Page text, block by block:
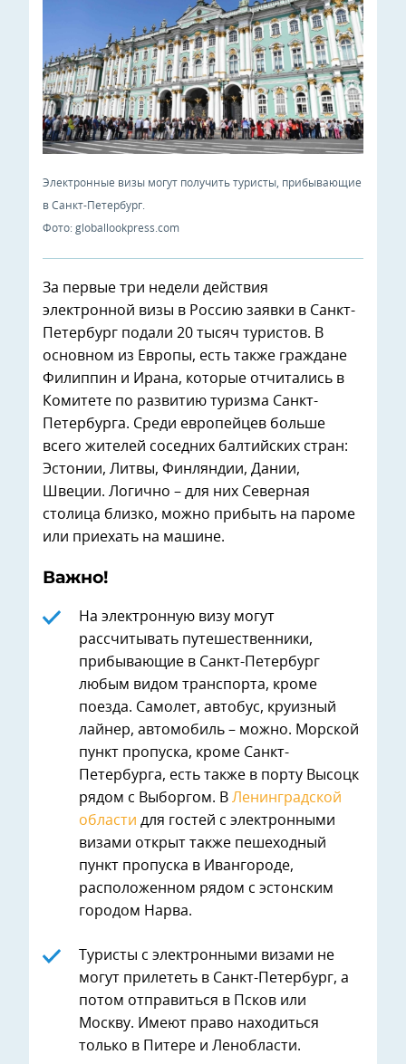
Электронные визы могут получить туристы, прибывающие
в Санкт-Петербург.
Фото: globallookpress.com
За первые три недели действия
электронной визы в Россию заявки в Санкт-
Петербург подали 20 тысяч туристов. В
основном из Европы, есть также граждане
Филиппин и Ирана, которые отчитались в
Комитете по развитию туризма Санкт-
Петербурга. Среди европейцев больше
всего жителей соседних балтийских стран:
Эстонии, Литвы, Финляндии, Дании,
Швеции. Логично – для них Северная
столица близко, можно прибыть на пароме
или приехать на машине.
Важно!
На электронную визу могут
рассчитывать путешественники,
прибывающие в Санкт-Петербург
любым видом транспорта, кроме
поезда. Самолет, автобус, круизный
лайнер, автомобиль – можно. Морской
пункт пропуска, кроме Санкт-
Петербурга, есть также в порту Высоцк
рядом с Выборгом. В Ленинградской
области для гостей с электронными
визами открыт также пешеходный
пункт пропуска в Ивангороде,
расположенном рядом с эстонским
городом Нарва.
Туристы с электронными визами не
могут прилететь в Санкт-Петербург, а
потом отправиться в Псков или
Москву. Имеют право находиться
только в Питере и Ленобласти.